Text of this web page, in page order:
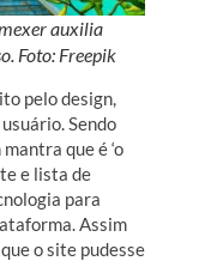
auxilia
Foto: Freepik
pelo design,
Sendo
que é ‘o
e lista de
para
Assim
o site pudesse